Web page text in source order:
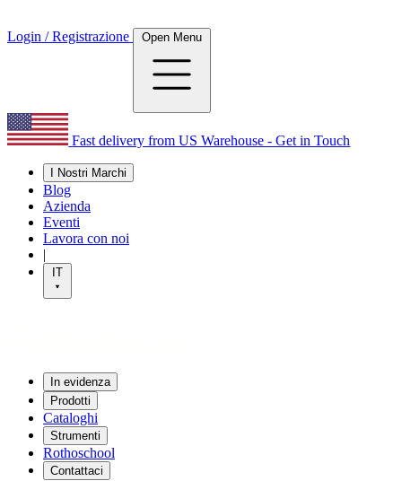
Login / Registrazione Open Menu
Fast delivery from US Warehouse - Get in Touch
I Nostri Marchi
Blog
Azienda
Eventi
Lavora con noi
|
IT
In evidenza
Prodotti
Cataloghi
Strumenti
Rothoschool
Contattaci